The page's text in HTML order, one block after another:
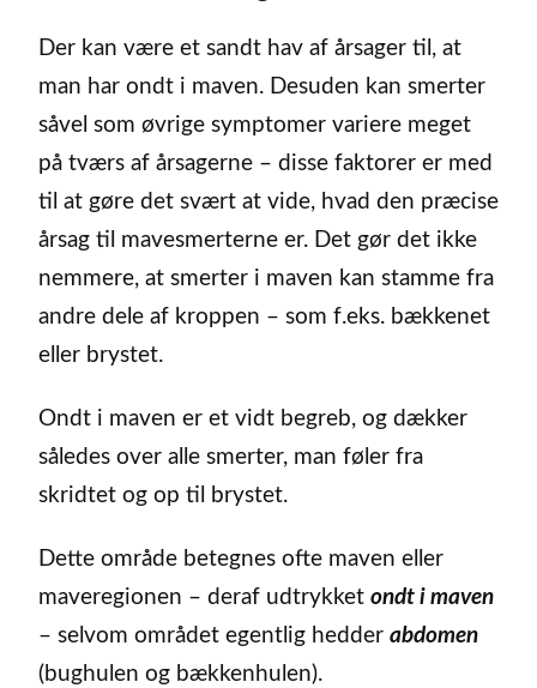
Der kan være et sandt hav af årsager til, at
man har ondt i maven. Desuden kan smerter
såvel som øvrige symptomer variere meget
på tværs af årsagerne – disse faktorer er med
til at gøre det svært at vide, hvad den præcise
årsag til mavesmerterne er. Det gør det ikke
nemmere, at smerter i maven kan stamme fra
andre dele af kroppen – som f.eks. bækkenet
eller brystet.
Ondt i maven er et vidt begreb, og dækker
således over alle smerter, man føler fra
skridtet og op til brystet.
Dette område betegnes ofte maven eller
maveregionen – deraf udtrykket ondt i maven
– selvom området egentlig hedder abdomen
(bughulen og bækkenhulen).